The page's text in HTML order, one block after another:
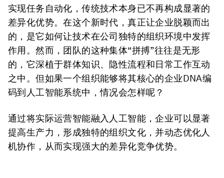
实现任务自动化，传统技术本身已不再构成显著的
差异化优势。在这个新时代，真正让企业脱颖而出
的，是它如何让技术在公司独特的组织环境中发挥
作用。然而，团队的这种集体“拼搏”往往是无形
的，它深植于群体知识、隐性流程和日常工作互动
之中。但如果一个组织能够将其核心的企业DNA编
码到人工智能系统中，情况会怎样呢？
通过将实际运营智能融入人工智能，企业可以显著
提高生产力，形成独特的组织文化，并动态优化人
机协作，从而实现强大的差异化竞争优势。